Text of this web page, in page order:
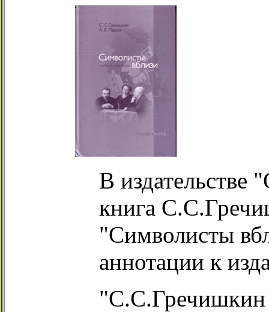
В
книга
"Символисты
аннотации к
"С.С.Гречишкин